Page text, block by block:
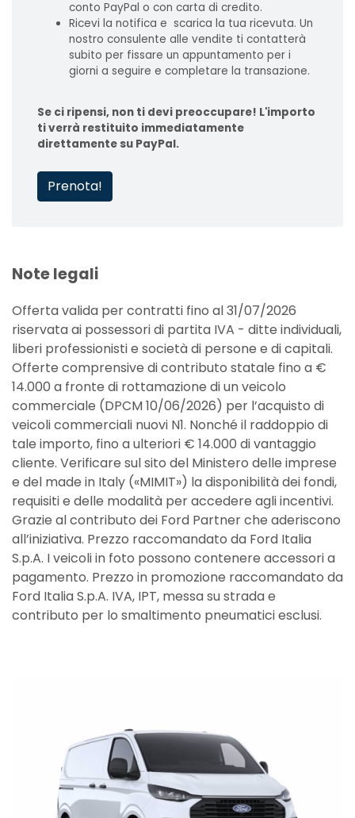
conto PayPal o con carta di credito.
Ricevi la notifica e scarica la tua ricevuta. Un
nostro consulente alle vendite ti contatterà
subito per fissare un appuntamento per i
giorni a seguire e completare la transazione.
Se ci ripensi, non ti devi preoccupare! L'importo
ti verrà restituito immediatamente
direttamente su PayPal.
Prenota!
Note legali
Offerta valida per contratti fino al 31/07/2026
riservata ai possessori di partita IVA - ditte individuali,
liberi professionisti e società di persone e di capitali.
Offerte comprensive di contributo statale fino a €
14.000 a fronte di rottamazione di un veicolo
commerciale (DPCM 10/06/2026) per l’acquisto di
veicoli commerciali nuovi N1. Nonché il raddoppio di
tale importo, fino a ulteriori € 14.000 di vantaggio
cliente. Verificare sul sito del Ministero delle imprese
e del made in Italy («MIMIT») la disponibilità dei fondi,
requisiti e delle modalità per accedere agli incentivi.
Grazie al contributo dei Ford Partner che aderiscono
all’iniziativa. Prezzo raccomandato da Ford Italia
S.p.A. I veicoli in foto possono contenere accessori a
pagamento. Prezzo in promozione raccomandato da
Ford Italia S.p.A. IVA, IPT, messa su strada e
contributo per lo smaltimento pneumatici esclusi.